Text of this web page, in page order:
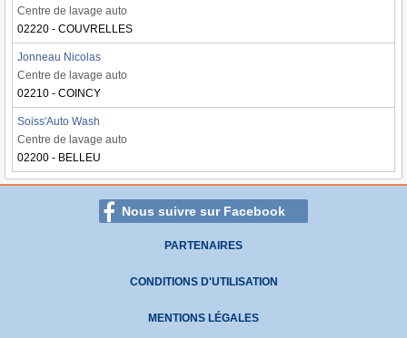
Centre de lavage auto
02220 - COUVRELLES
Jonneau Nicolas
Centre de lavage auto
02210 - COINCY
Soiss'Auto Wash
Centre de lavage auto
02200 - BELLEU
Nous suivre sur Facebook
PARTENAIRES
CONDITIONS D'UTILISATION
MENTIONS LÉGALES